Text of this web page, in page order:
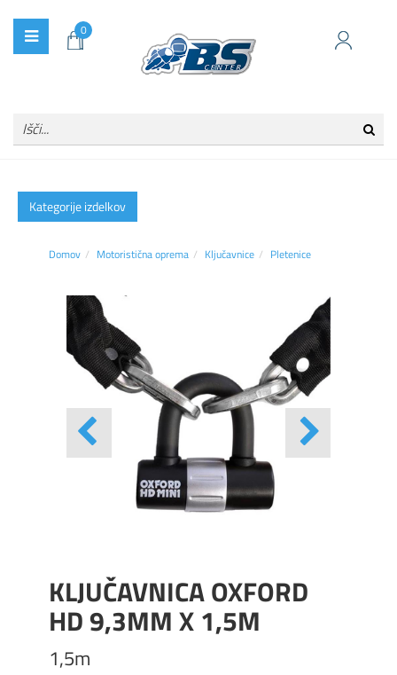
0
Kategorije izdelkov
Domov Motoristična oprema Ključavnice Pletenice
KLJUČAVNICA OXFORD
HD 9,3MM X 1,5M
1,5m